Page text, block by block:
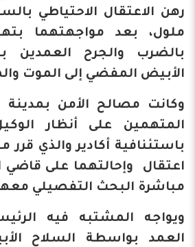
رهن الاعتقال الاحتياطي
ملول، بعد مواجهتهما
بالضرب والجرح العمدين
الأبيض المفضي إلى الموت
وكانت مصالح الأمن بمدينة
المتهمين على أنظار
باستئنافية أكادير والذي قرر
اعتقال وإحالتهما على
مباشرة البحث التفصيلي
ويواجه المشتبه فيه
العمد بواسطة السلاح